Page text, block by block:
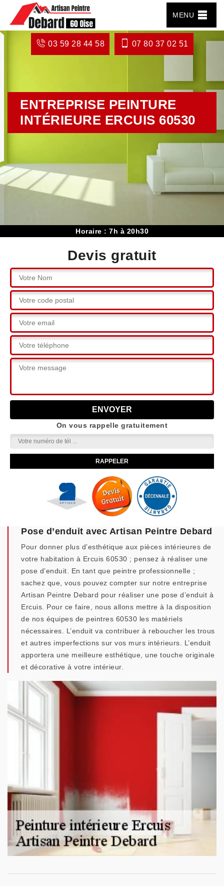
MENU
03 59 28 44 58 07 80 37 02 51
ENTREPRISE PEINTURE
INTÉRIEURE ERCUIS 60530
Horaire : 7h à 20h30
Devis gratuit
On vous rappelle gratuitement
Pose d’enduit avec Artisan Peintre Debard
Pour donner plus d’esthétique aux pièces intérieures de
votre habitation à Ercuis 60530 ; pensez à réaliser une
pose d’enduit. En tant que peintre professionnelle ;
sachez que, vous pouvez compter sur notre entreprise
Artisan Peintre Debard pour réaliser une pose d’enduit à
Ercuis. Pour ce faire, nous allons mettre à la disposition
de nos équipes de peintres 60530 les matériels
nécessaires. L’enduit va contribuer à reboucher les trous
et autres imperfections sur vos murs intérieurs. L’enduit
apportera une meilleure esthétique, une touche originale
et décorative à votre intérieur.